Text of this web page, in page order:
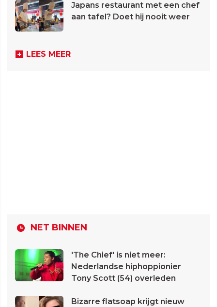
Japans restaurant met een chef
aan tafel? Doet hij nooit weer
LEES MEER
NET BINNEN
'The Chief' is niet meer:
Nederlandse hiphoppionier
Tony Scott (54) overleden
Bizarre flatsoap krijgt nieuw